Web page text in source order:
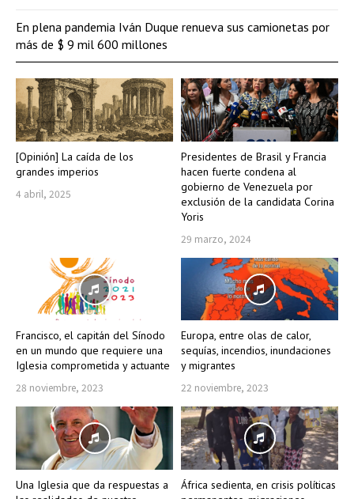
[Opinión] La caída de los
grandes imperios
4 abril, 2025
Presidentes de Brasil y Francia
hacen fuerte condena al
gobierno de Venezuela por
exclusión de la candidata Corina
Yoris
29 marzo, 2024
Francisco, el capitán del Sínodo
en un mundo que requiere una
Iglesia comprometida y actuante
28 noviembre, 2023
Europa, entre olas de calor,
sequías, incendios, inundaciones
y migrantes
22 noviembre, 2023
Una Iglesia que da respuestas a
África sedienta, en crisis políticas
En plena pandemia Iván Duque renueva sus camionetas por
más de $ 9 mil 600 millones